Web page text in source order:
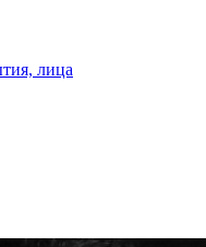
лица